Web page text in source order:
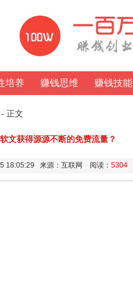
培养 赚钱思维 赚钱技能
正文
文获得源源不断的免费流量？
18:05:29 来源：互联网 阅读： 5304